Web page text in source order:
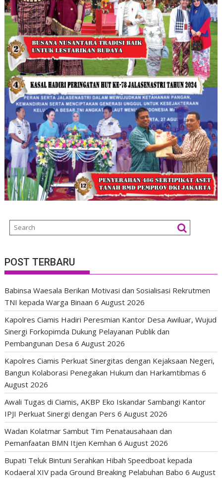
POST TERBARU
Babinsa Waesala Berikan Motivasi dan Sosialisasi Rekrutmen
TNI kepada Warga Binaan 6 August 2026
Kapolres Ciamis Hadiri Peresmian Kantor Desa Awiluar, Wujud
Sinergi Forkopimda Dukung Pelayanan Publik dan
Pembangunan Desa 6 August 2026
Kapolres Ciamis Perkuat Sinergitas dengan Kejaksaan Negeri,
Bangun Kolaborasi Penegakan Hukum dan Harkamtibmas 6
August 2026
Awali Tugas di Ciamis, AKBP Eko Iskandar Sambangi Kantor
IPJI Perkuat Sinergi dengan Pers 6 August 2026
Wadan Kolatmar Sambut Tim Penatausahaan dan
Pemanfaatan BMN Itjen Kemhan 6 August 2026
Bupati Teluk Bintuni Serahkan Hibah Speedboat kepada
Kodaeral XIV pada Ground Breaking Pelabuhan Babo 6 August